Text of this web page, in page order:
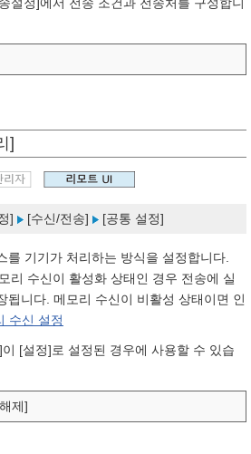
]
] [수신/전송] [공통 설정]
를 기기가 처리하는 방식을 설정합니다.
리 수신이 활성화 상태인 경우 전송에 실
됩니다. 메모리 수신이 비활성 상태이면 인
수신 설정
[설정]로 설정된 경우에 사용할 수 있습
제]